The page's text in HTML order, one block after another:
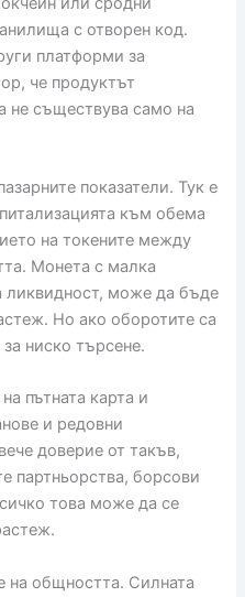
с отворен код.
платформи за
че продуктът
не съществува само на
показатели. Тук е
към обема
на токените между
Монета с малка
ликвидност, може да бъде
Но ако оборотите са
ниско търсене.
пътната карта и
и редовни
доверие от такъв,
партньорства, борсови
това може да се
на общността. Силната